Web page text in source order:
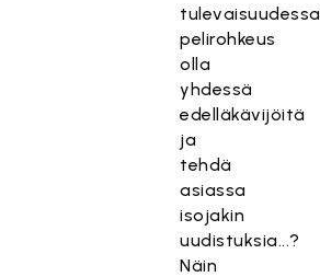
tulevaisuudessa
pelirohkeus
olla
yhdessä
edelläkävijöitä
ja
tehdä
asiassa
isojakin
uudistuksia...?
Näin